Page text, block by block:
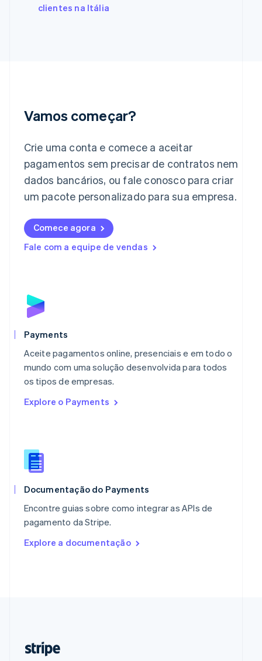
clientes na Itália
Vamos começar?
Crie uma conta e comece a aceitar
pagamentos sem precisar de contratos nem
dados bancários, ou fale conosco para criar
um pacote personalizado para sua empresa.
Comece agora
Fale com a equipe de vendas
Payments
Aceite pagamentos online, presenciais e em todo o
mundo com uma solução desenvolvida para todos
os tipos de empresas.
Explore o Payments
Documentação do Payments
Encontre guias sobre como integrar as APIs de
pagamento da Stripe.
Explore a documentação
Gibraltar
English
Italiano English
日本語English
Letônia
Liechtenstein
Lituânia
English
Luxemburgo
English
Español
English
Nova Zelândia
English
Países Baixos
NederlandsEnglish
Português
RAE de Hong Kong, China
English
Reino Unido
República Tcheca
English
English